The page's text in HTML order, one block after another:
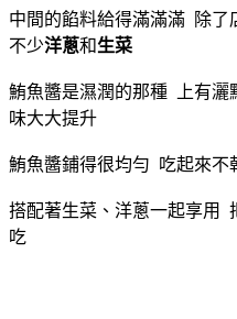
中間的餡料給得滿滿滿 除了
不少洋蔥和生菜
鮪魚醬是濕潤的那種 上有
味大大提升
鮪魚醬鋪得很均勻 吃起來不
搭配著生菜、洋蔥一起享用
吃